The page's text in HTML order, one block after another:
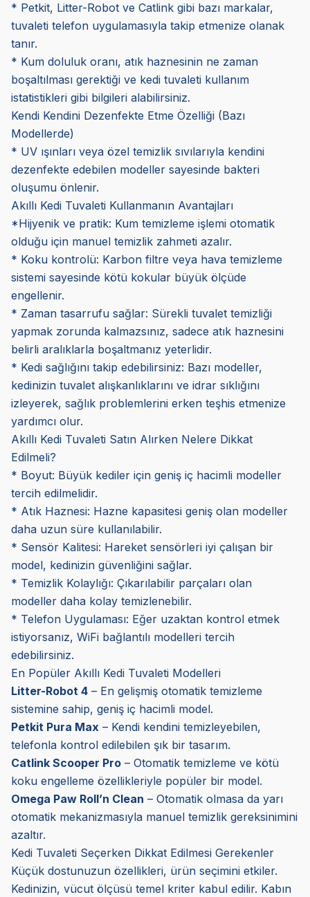
* Petkit, Litter-Robot ve Catlink gibi bazı markalar,
tuvaleti telefon uygulamasıyla takip etmenize olanak
tanır.
* Kum doluluk oranı, atık haznesinin ne zaman
boşaltılması gerektiği ve kedi tuvaleti kullanım
istatistikleri gibi bilgileri alabilirsiniz.
Kendi Kendini Dezenfekte Etme Özelliği (Bazı
Modellerde)
* UV ışınları veya özel temizlik sıvılarıyla kendini
dezenfekte edebilen modeller sayesinde bakteri
oluşumu önlenir.
Akıllı Kedi Tuvaleti Kullanmanın Avantajları
*Hijyenik ve pratik: Kum temizleme işlemi otomatik
olduğu için manuel temizlik zahmeti azalır.
* Koku kontrolü: Karbon filtre veya hava temizleme
sistemi sayesinde kötü kokular büyük ölçüde
engellenir.
* Zaman tasarrufu sağlar: Sürekli tuvalet temizliği
yapmak zorunda kalmazsınız, sadece atık haznesini
belirli aralıklarla boşaltmanız yeterlidir.
* Kedi sağlığını takip edebilirsiniz: Bazı modeller,
kedinizin tuvalet alışkanlıklarını ve idrar sıklığını
izleyerek, sağlık problemlerini erken teşhis etmenize
yardımcı olur.
Akıllı Kedi Tuvaleti Satın Alırken Nelere Dikkat
Edilmeli?
* Boyut: Büyük kediler için geniş iç hacimli modeller
tercih edilmelidir.
* Atık Haznesi: Hazne kapasitesi geniş olan modeller
daha uzun süre kullanılabilir.
* Sensör Kalitesi: Hareket sensörleri iyi çalışan bir
model, kedinizin güvenliğini sağlar.
* Temizlik Kolaylığı: Çıkarılabilir parçaları olan
modeller daha kolay temizlenebilir.
* Telefon Uygulaması: Eğer uzaktan kontrol etmek
istiyorsanız, WiFi bağlantılı modelleri tercih
edebilirsiniz.
En Popüler Akıllı Kedi Tuvaleti Modelleri
Litter-Robot 4 – En gelişmiş otomatik temizleme
sistemine sahip, geniş iç hacimli model.
Petkit Pura Max – Kendi kendini temizleyebilen,
telefonla kontrol edilebilen şık bir tasarım.
Catlink Scooper Pro – Otomatik temizleme ve kötü
koku engelleme özellikleriyle popüler bir model.
Omega Paw Roll’n Clean – Otomatik olmasa da yarı
otomatik mekanizmasıyla manuel temizlik gereksinimini
azaltır.
Kedi Tuvaleti Seçerken Dikkat Edilmesi Gerekenler
Küçük dostunuzun özellikleri, ürün seçimini etkiler.
Kedinizin, vücut ölçüsü temel kriter kabul edilir. Kabın